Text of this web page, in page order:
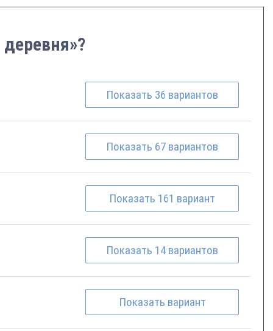
Показать 36 вариантов
Показать 67 вариантов
Показать 161 вариант
Показать 14 вариантов
Показать вариант